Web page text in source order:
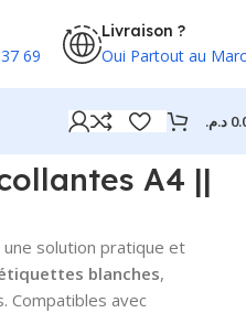
69
Livraison ?
Oui Partout au
د.م.
A4 ||
solution pratique et
blanches,
Compatibles avec